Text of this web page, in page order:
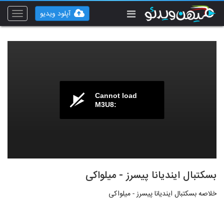
Toggle
آپلود ویدیو
Cannot load
M3U8:
بسکتبال ایندیانا پیسرز - میلواکی
خلاصه بسکتبال ایندیانا پیسرز - میلواکی